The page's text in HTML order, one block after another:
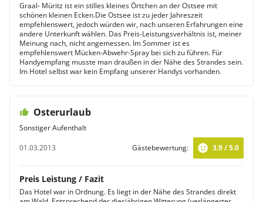
Graal- Müritz ist ein stilles kleines Örtchen an der Ostsee mit
schönen kleinen Ecken.Die Ostsee ist zu jeder Jahreszeit
empfehlenswert, jedoch würden wir, nach unseren Erfahrungen eine
andere Unterkunft wählen. Das Preis-Leistungsverhältnis ist, meiner
Meinung nach, nicht angemessen. Im Sommer ist es
empfehlenswert Mücken-Abwehr-Spray bei sich zu führen. Für
Handyempfang musste man draußen in der Nähe des Strandes sein.
Im Hotel selbst war kein Empfang unserer Handys vorhanden.
Osterurlaub
Sonstiger Aufenthalt
01.03.2013
Gästebewertung: 3.9 / 5.0
Preis Leistung / Fazit
Das Hotel war in Ordnung. Es liegt in der Nähe des Strandes direkt